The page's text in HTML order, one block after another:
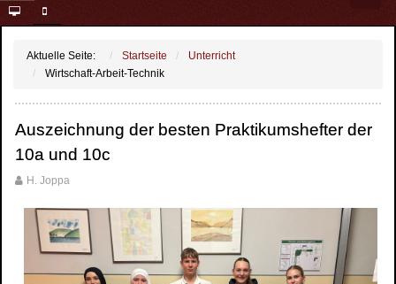
Aktuelle Seite: Startseite
Unterricht
Wirtschaft-Arbeit-Technik
Auszeichnung der besten Praktikumshefter der
10a und 10c
H. Joppa